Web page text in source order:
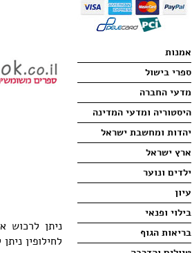
אמנות
ספרי בישול
מדעי החברה
היסטוריה ומדעי המדינה
יהדות ומחשבת ישראל
ארץ ישראל
ילדים ונוער
עיון
בילוי ופנאי
בריאות הגוף
ניתן לרכוש
לחילופין